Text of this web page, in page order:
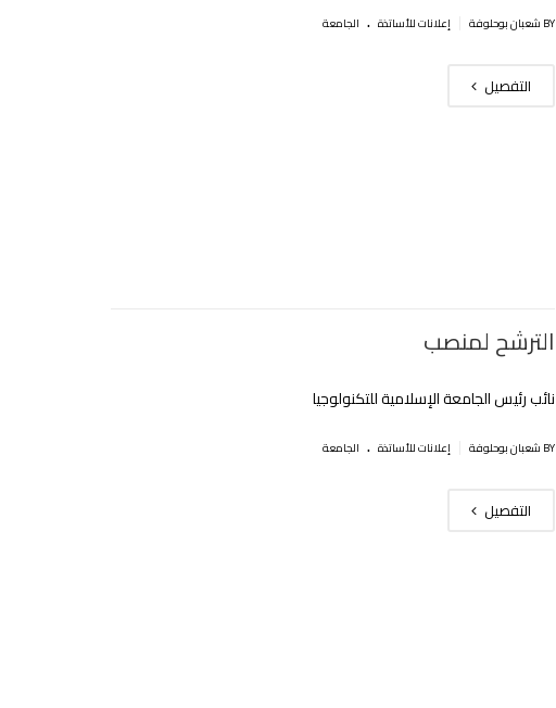
BY شعبان بوحلوفة إعلانات للأساتذة . الجامعة
التفصيل
الترشح لمنصب
نائب رئيس الجامعة الإسلامية للتكنولوجيا‎
BY شعبان بوحلوفة إعلانات للأساتذة . الجامعة
التفصيل